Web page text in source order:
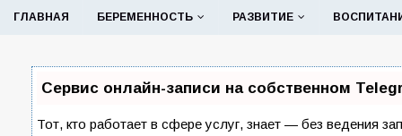
ГЛАВНАЯ БЕРЕМЕННОСТЬ РАЗВИТИЕ
Сервис онлайн-записи на собственном
Тот, кто работает в сфере услуг, знает — без ведения